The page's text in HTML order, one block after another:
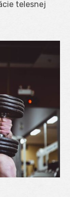
telesnej